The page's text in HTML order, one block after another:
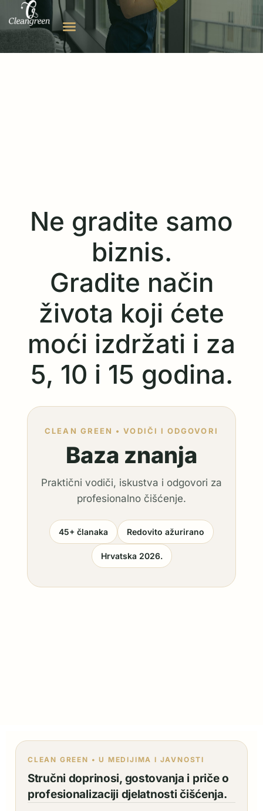
Ne gradite samo
biznis.
Gradite način
života koji ćete
moći izdržati i za
5, 10 i 15 godina.
CLEAN GREEN • VODIČI I ODGOVORI
Baza znanja
Praktični vodiči, iskustva i odgovori za
profesionalno čišćenje.
45+ članaka Redovito ažurirano
Hrvatska 2026.
CLEAN GREEN • U MEDIJIMA I JAVNOSTI
Stručni doprinosi, gostovanja i priče o
profesionalizaciji djelatnosti čišćenja.